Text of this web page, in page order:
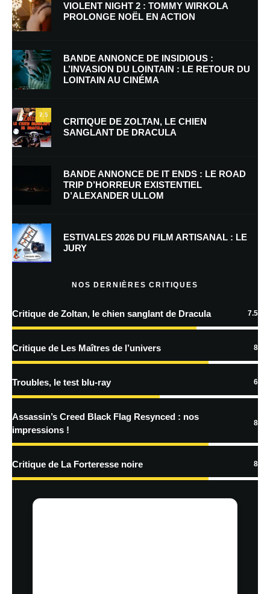
Nom*
E-mail*
Enregistrer mon nom, mon e-mail et mon site dans le navigateur pour
Prévenez-moi de tous les nouveaux commentaires par e-mail.
Prévenez-moi de tous les nouveaux articles par e-mail.
En savoir
traitées
VIOLENT NIGHT 2 : TOMMY WIRKOLA
PROLONGE NOËL EN ACTION
BANDE ANNONCE DE INSIDIOUS :
L’INVASION DU LOINTAIN : LE RETOUR DU
LOINTAIN AU CINÉMA
7.5
CRITIQUE DE ZOLTAN, LE CHIEN
SANGLANT DE DRACULA
BANDE ANNONCE DE IT ENDS : LE ROAD
TRIP D’HORREUR EXISTENTIEL
D’ALEXANDER ULLOM
ESTIVALES 2026 DU FILM ARTISANAL : LE
JURY
NOS DERNIÈRES CRITIQUES
Critique de Zoltan, le chien sanglant de Dracula 7.5
Critique de Les Maîtres de l’univers 8
Troubles, le test blu-ray 6
Assassin’s Creed Black Flag Resynced : nos
impressions !
8
Critique de La Forteresse noire 8